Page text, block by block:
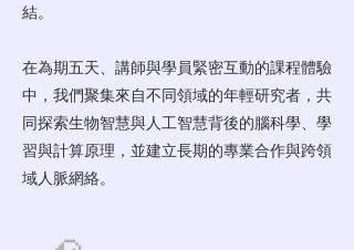
結。
在為期五天、講師與學員緊密互動的課程體驗
中，我們聚集來自不同領域的年輕研究者，共
同探索生物智慧與人工智慧背後的腦科學、學
習與計算原理，並建立長期的專業合作與跨領
域人脈網絡。